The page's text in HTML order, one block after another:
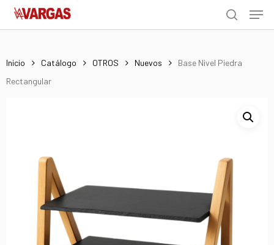
Skip
search
Menu
Inicio Catálogo OTROS Nuevos
Base Nivel Piedra
Rectangular